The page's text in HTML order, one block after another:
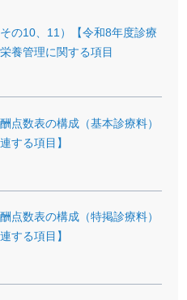
の10、11）【令和8年度診療
養管理に関する項目
点数表の構成（基本診療料）
する項目】
点数表の構成（特掲診療料）
する項目】